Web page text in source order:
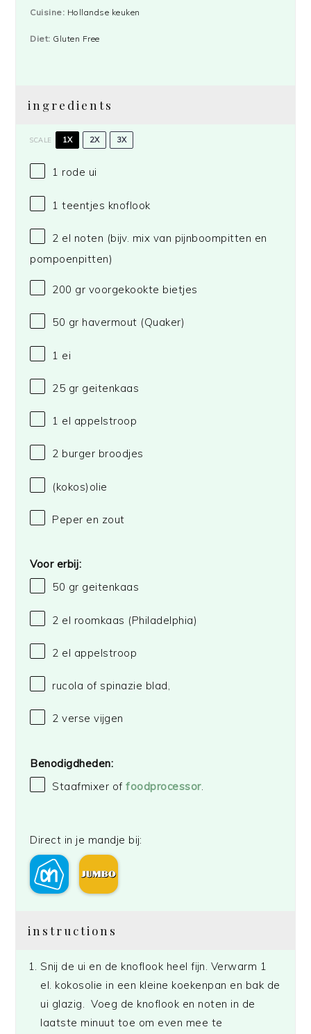
Cuisine: Hollandse keuken
Diet: Gluten Free
ingredients
SCALE 1X 2X 3X
1 rode ui
1 teentjes knoflook
2 el noten (bijv. mix van pijnboompitten en
pompoenpitten)
200 gr voorgekookte bietjes
50 gr havermout (Quaker)
1 ei
25 gr geitenkaas
1 el appelstroop
2 burger broodjes
(kokos)olie
Peper en zout
Voor erbij:
50 gr geitenkaas
2 el roomkaas (Philadelphia)
2 el appelstroop
rucola of spinazie blad,
2 verse vijgen
Benodigdheden:
Staafmixer offoodprocessor.
Direct in je mandje bij:
instructions
Snij de ui en de knoflook heel fijn. Verwarm 1
el. kokosolie in een kleine koekenpan en bak de
ui glazig. Voeg de knoflook en noten in de
laatste minuut toe om even mee te